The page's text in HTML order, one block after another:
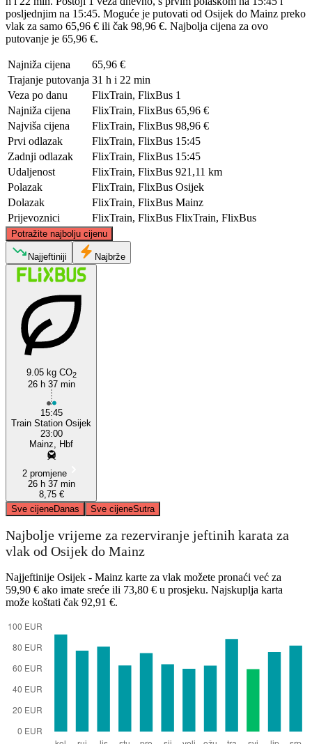
posljednjim na 15:45. Moguće je putovati od Osijek do Mainz preko
vlak za samo 65,96 € ili čak 98,96 €. Najbolja cijena za ovo
putovanje je 65,96 €.
Najniža cijena
65,96 €
Trajanje putovanja 31 h i 22 min
Veza po danu
FlixTrain, FlixBus 1
Najniža cijena
FlixTrain, FlixBus 65,96 €
Najviša cijena
FlixTrain, FlixBus 98,96 €
Prvi odlazak
FlixTrain, FlixBus 15:45
Zadnji odlazak
FlixTrain, FlixBus 15:45
Udaljenost
FlixTrain, FlixBus 921,11 km
Polazak
FlixTrain, FlixBus Osijek
Dolazak
FlixTrain, FlixBus Mainz
Prijevoznici
FlixTrain, FlixBus FlixTrain, FlixBus
Potražite najbolju cijenu
Mainz
©CARTO, ©OpenStreetMapcontributors
Najjeftiniji Najbrže
9.05 kg CO2
26 h 37 min
15:45
Train Station Osijek
23:00
Mainz, Hbf
2 promjene
26 h 37 min
8,75 €
Sve cijeneDanas Sve cijeneSutra
Najbolje vrijeme za rezerviranje jeftinih karata za
vlak od Osijek do Mainz
Najjeftinije Osijek - Mainz karte za vlak možete pronaći već za
59,90 € ako imate sreće ili 73,80 € u prosjeku. Najskuplja karta
može koštati čak 92,91 €.